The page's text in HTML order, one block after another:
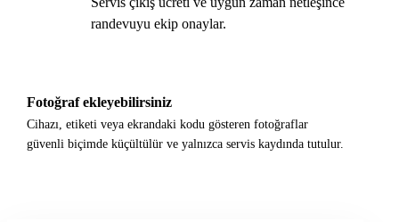
randevuyu ekip onaylar.
Fotoğraf ekleyebilirsiniz
Cihazı, etiketi veya ekrandaki kodu gösteren fotoğraflar
güvenli biçimde küçültülür ve yalnızca servis kaydında tutulur.